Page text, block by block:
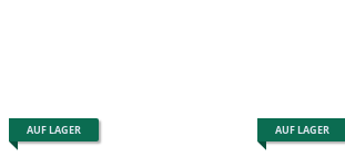
AUF LAGER AUF LAGER